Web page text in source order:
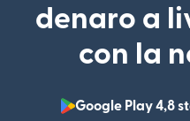
denaro a
con la
Google Play 4,8